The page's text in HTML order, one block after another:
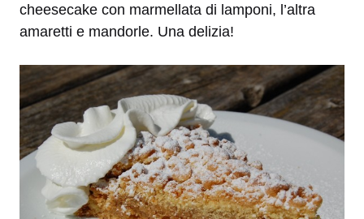
cheesecake con marmellata di lamponi, l’altra
amaretti e mandorle. Una delizia!